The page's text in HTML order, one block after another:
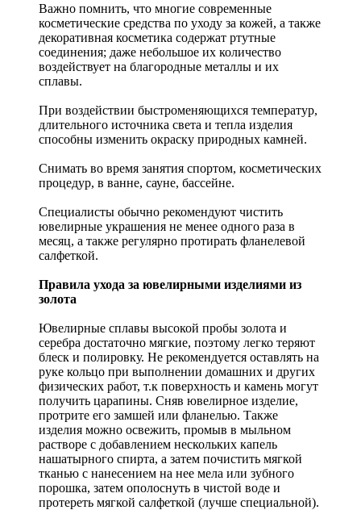
Важно помнить, что многие современные
косметические средства по уходу за кожей, а также
декоративная косметика содержат ртутные
соединения; даже небольшое их количество
воздействует на благородные металлы и их
сплавы.
При воздействии быстроменяющихся температур,
длительного источника света и тепла изделия
способны изменить окраску природных камней.
Снимать во время занятия спортом, косметических
процедур, в ванне, сауне, бассейне.
Специалисты обычно рекомендуют чистить
ювелирные украшения не менее одного раза в
месяц, а также регулярно протирать фланелевой
салфеткой.
Правила ухода за ювелирными изделиями из
золота
Ювелирные сплавы высокой пробы золота и
серебра достаточно мягкие, поэтому легко теряют
блеск и полировку. Не рекомендуется оставлять на
руке кольцо при выполнении домашних и других
физических работ, т.к поверхность и камень могут
получить царапины. Сняв ювелирное изделие,
протрите его замшей или фланелью. Также
изделия можно освежить, промыв в мыльном
растворе с добавлением нескольких капель
нашатырного спирта, а затем почистить мягкой
тканью с нанесением на нее мела или зубного
порошка, затем ополоснуть в чистой воде и
протереть мягкой салфеткой (лучше специальной).